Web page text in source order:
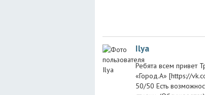
Ilya
Ребята всем привет
«Город.А» [https://
50/50 Есть